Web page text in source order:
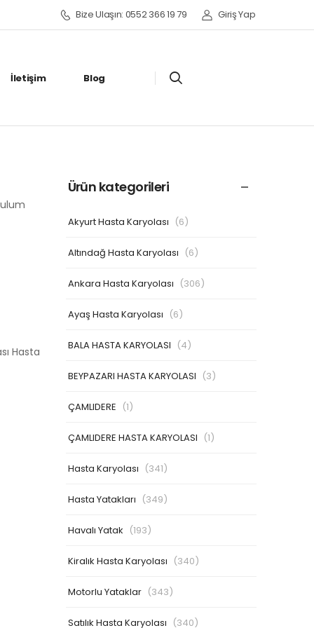
Bize Ulaşın: 0552 366 19 79 Giriş Yap
İletişim Blog
Hasta
Ürün kategorileri
Akyurt Hasta Karyolası (6)
Altındağ Hasta Karyolası (6)
Ankara Hasta Karyolası (306)
Ayaş Hasta Karyolası (6)
BALA HASTA KARYOLASI (4)
BEYPAZARI HASTA KARYOLASI (3)
ÇAMLIDERE (1)
ÇAMLIDERE HASTA KARYOLASI (1)
Hasta Karyolası (341)
Hasta Yatakları (349)
Havalı Yatak (193)
Kiralık Hasta Karyolası (340)
Motorlu Yataklar (343)
Satılık Hasta Karyolası (340)